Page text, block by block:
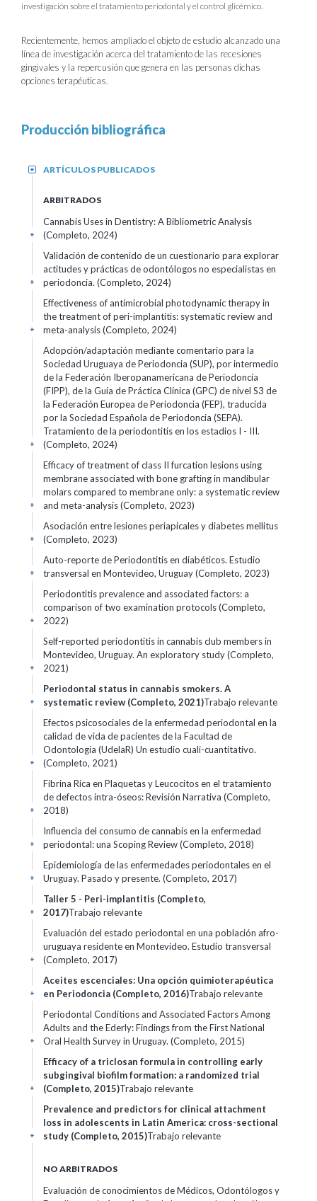
investigación sobre el tratamiento periodontal y el control glicémico.
Recientemente, hemos ampliado el objeto de estudio alcanzado una
línea de investigación acerca del tratamiento de las recesiones
gingivales y la repercusión que genera en las personas dichas
opciones terapéuticas.
Producción bibliográfica
ARTÍCULOS PUBLICADOS
+
ARBITRADOS
Cannabis Uses in Dentistry: A Bibliometric Analysis
(Completo, 2024)
+
Validación de contenido de un cuestionario para explorar
actitudes y prácticas de odontólogos no especialistas en
periodoncia. (Completo, 2024)
+
Effectiveness of antimicrobial photodynamic therapy in
the treatment of peri-implantitis: systematic review and
meta-analysis (Completo, 2024)
+
Adopción/adaptación mediante comentario para la
Sociedad Uruguaya de Periodoncia (SUP), por intermedio
de la Federación Iberopanamericana de Periodoncia
(FIPP), de la Guía de Práctica Clínica (GPC) de nivel S3 de
la Federación Europea de Periodoncia (FEP), traducida
por la Sociedad Española de Periodoncia (SEPA).
Tratamiento de la periodontitis en los estadios I - III.
(Completo, 2024)
+
Efficacy of treatment of class II furcation lesions using
membrane associated with bone grafting in mandibular
molars compared to membrane only: a systematic review
and meta-analysis (Completo, 2023)
+
Asociación entre lesiones periapicales y diabetes mellitus
(Completo, 2023)
+
Auto-reporte de Periodontitis en diabéticos. Estudio
transversal en Montevideo, Uruguay (Completo, 2023)
+
Periodontitis prevalence and associated factors: a
comparison of two examination protocols (Completo,
2022)
+
Self-reported periodontitis in cannabis club members in
Montevideo, Uruguay. An exploratory study (Completo,
2021)
+
Periodontal status in cannabis smokers. A
systematic review (Completo, 2021)Trabajo relevante
+
Efectos psicosociales de la enfermedad periodontal en la
calidad de vida de pacientes de la Facultad de
Odontologia (UdelaR) Un estudio cuali-cuantitativo.
(Completo, 2021)
+
Fibrina Rica en Plaquetas y Leucocitos en el tratamiento
de defectos intra-óseos: Revisión Narrativa (Completo,
2018)
+
Influencia del consumo de cannabis en la enfermedad
periodontal: una Scoping Review (Completo, 2018)
+
Epidemiología de las enfermedades periodontales en el
Uruguay. Pasado y presente. (Completo, 2017)
+
Taller 5 - Peri-implantitis (Completo,
2017)Trabajo relevante
+
Evaluación del estado periodontal en una población afro-
uruguaya residente en Montevideo. Estudio transversal
(Completo, 2017)
+
Aceites escenciales: Una opción quimioterapéutica
en Periodoncia (Completo, 2016)Trabajo relevante
+
Periodontal Conditions and Associated Factors Among
Adults and the Ederly: Findings from the First National
Oral Health Survey in Uruguay. (Completo, 2015)
+
Efficacy of a triclosan formula in controlling early
subgingival biofilm formation: a randomized trial
(Completo, 2015)Trabajo relevante
+
Prevalence and predictors for clinical attachment
loss in adolescents in Latin America: cross-sectional
study (Completo, 2015)Trabajo relevante
+
NO ARBITRADOS
Evaluación de conocimientos de Médicos, Odontólogos y